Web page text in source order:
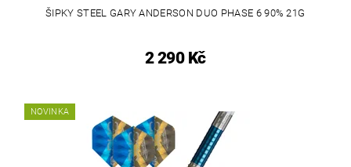
ŠIPKY STEEL GARY ANDERSON DUO PHASE 6 90% 21G
2 290 Kč
NOVINKA